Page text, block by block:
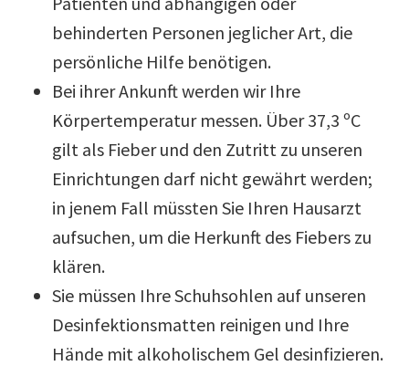
behinderten Personen jeglicher Art, die
persönliche Hilfe benötigen.
Bei ihrer Ankunft werden wir Ihre
Körpertemperatur messen. Über 37,3 ºC
gilt als Fieber und den Zutritt zu unseren
Einrichtungen darf nicht gewährt werden;
in jenem Fall müssten Sie Ihren Hausarzt
aufsuchen, um die Herkunft des Fiebers zu
klären.
Sie müssen Ihre Schuhsohlen auf unseren
Desinfektionsmatten reinigen und Ihre
Hände mit alkoholischem Gel desinfizieren.